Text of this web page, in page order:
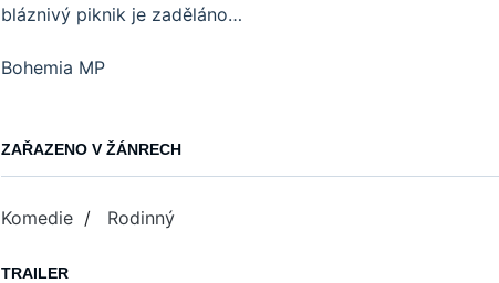
bláznivý piknik je zaděláno…
Bohemia MP
ZAŘAZENO V ŽÁNRECH
Komedie / Rodinný
TRAILER